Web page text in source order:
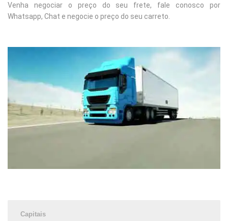
Venha negociar o preço do seu frete, fale conosco por
Whatsapp, Chat e negocie o preço do seu carreto.
Capitais